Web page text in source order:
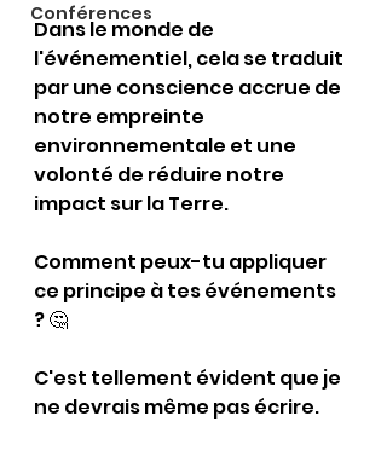
Conférences
Dans le monde de
l'événementiel, cela se traduit
par une conscience accrue de
notre empreinte
environnementale et une
volonté de réduire notre
impact sur la Terre.
Comment peux-tu appliquer
ce principe à tes événements
? 🤔
C'est tellement évident que je
ne devrais même pas écrire.